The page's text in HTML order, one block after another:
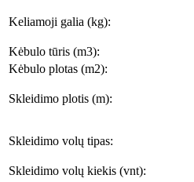
Keliamoji galia (kg):
Kėbulo tūris (m3):
Kėbulo plotas (m2):
Skleidimo plotis (m):
Skleidimo volų tipas:
Skleidimo volų kiekis (vnt):